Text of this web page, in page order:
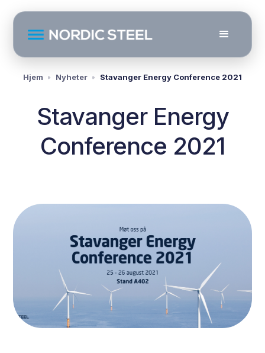
Hjem Nyheter Stavanger Energy Conference 2021
Stavanger Energy
Conference 2021